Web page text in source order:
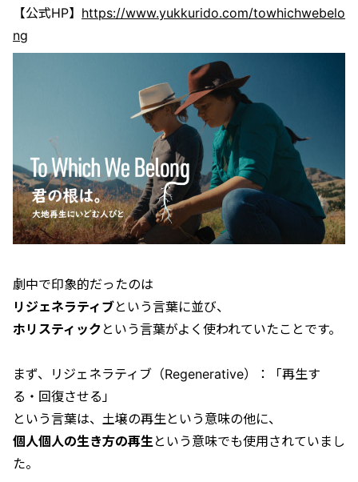
【公式HP】 https://www.yukkurido.com/towhichwebelo
ng
劇中で印象的だったのは
リジェネラティブという言葉に並び、
ホリスティック という言葉がよく使われていたことです。
まず、リジェネラティブ（Regenerative）：「再生す
る・回復させる」
という言葉は、土壌の再生という意味の他に、
個人個人の生き方の再生 という意味でも使用されていまし
た。